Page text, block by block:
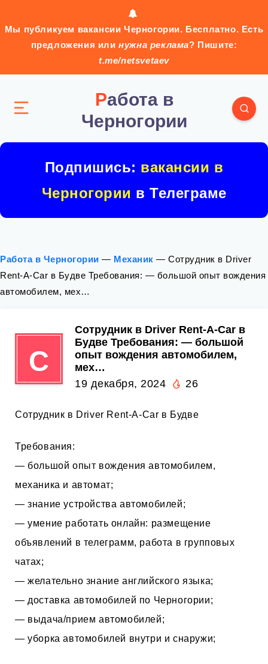
Мы публикуем вакансии Черногории. Бесплатно. Есть
предложения илинужна реклама? Пишите:
t.me/netsvetaev
Работа в
Черногории
Подпишись: вакансии в
Черногории в Телеграме
Работа в Черногории — Механик — Сотрудник в Driver
Rent-A-Car в Будве Требования: — большой опыт вождения
автомобилем, мех…
С
Сотрудник в Driver Rent-A-Car в
Будве Требования: — большой
опыт вождения автомобилем,
мех…
19 декабря, 2024
26
Сотрудник в Driver Rent-A-Car в Будве
Требования:
— большой опыт вождения автомобилем,
механика и автомат;
— знание устройства автомобилей;
— умение работать онлайн: размещение
объявлений в телеграмм, работа в групповых
чатах;
— желательно знание английского языка;
— доставка автомобилей по Черногории;
— выдача/прием автомобилей;
— уборка автомобилей внутри и снаружи;